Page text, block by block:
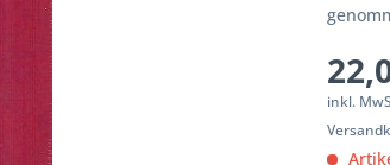
inkl.